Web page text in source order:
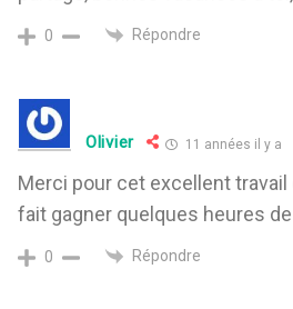
0 Répondre
Olivier 11 années il y a
Merci pour cet excellent travail
fait gagner quelques heures
0 Répondre